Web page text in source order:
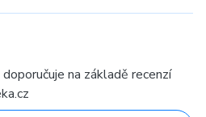
na základě recenzí